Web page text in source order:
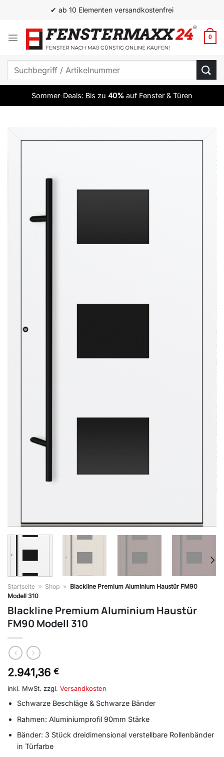
springen
✔ ab 10 Elementen versandkostenfrei
0
Suchen
Sommer-Deals: Bis zu 40% auf Fenster & Türen
Startseite » Shop » Blackline Premium Aluminium Haustür FM90
Modell 310
Blackline Premium Aluminium Haustür
FM90 Modell 310
2.941,36 €
inkl. MwSt. zzgl. Versandkosten
Schwarze Beschläge & Schwarze Bänder
Rahmen: Aluminiumprofil 90mm Stärke
Bänder: 3 Stück dreidimensional verstellbare Rollenbänder
in Türfarbe